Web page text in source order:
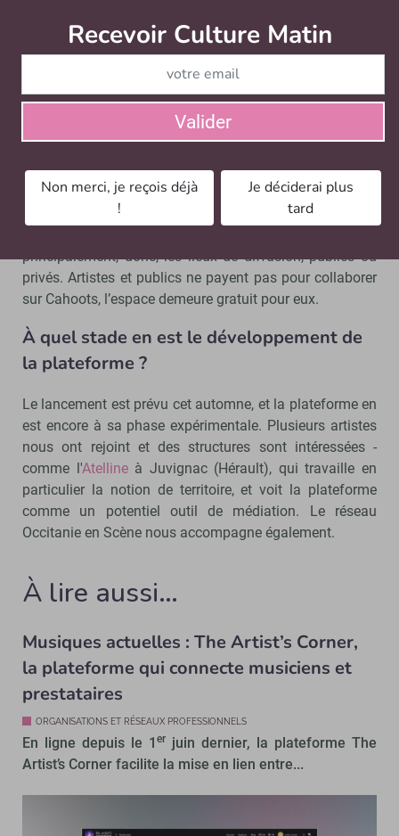
Le projet est soutenu par l’Eurorégion Occitanie-
Catalogne-Baléares - un des projets qui servent de test à
la plateforme réunit justement deux compagnies
transfrontalières qui ne parlent pas la même langue. La
plateforme a été financée par des fonds propres. Nous
Cahoots.
Notre modèle économique reposera sur la participation
principalement, donc, les lieux de diffusion, publics ou
privés. Artistes et publics ne payent pas pour collaborer
sur Cahoots, l’espace demeure gratuit pour eux.
À quel stade en est le développement de
la plateforme ?
Le lancement est prévu cet automne, et la plateforme en
est encore à sa phase expérimentale. Plusieurs artistes
nous ont rejoint et des structures sont intéressées -
comme l'Atellineà Juvignac (Hérault), qui travaille en
particulier la notion de territoire, et voit la plateforme
comme un potentiel outil de médiation.
Le réseau
Occitanie en Scène nous accompagne également.
À lire aussi…
Musiques actuelles : The Artist’s Corner,
la plateforme qui connecte musiciens et
prestataires
ORGANISATIONS ET RÉSEAUX PROFESSIONNELS
En ligne depuis le 1 er juin dernier, la plateforme The
Artist’s Corner facilite la mise en lien entre...
Recevoir Culture Matin
Valider
Non merci, je reçois déjà
!
Je déciderai plus
tard